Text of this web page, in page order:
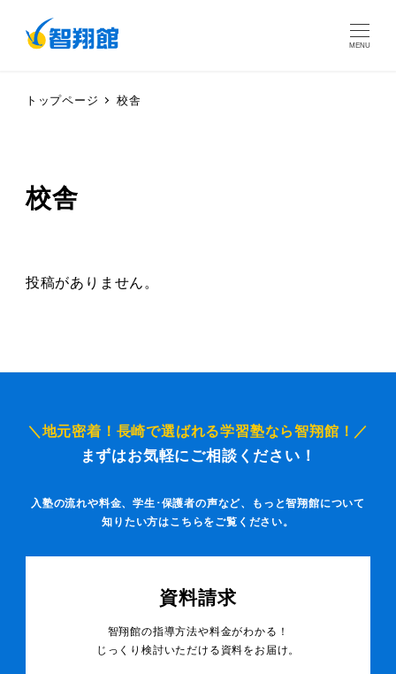
MENU
トップページ 校舎
校舎
投稿がありません。
＼地元密着！長崎で選ばれる学習塾なら智翔館！／
まずはお気軽にご相談ください！
入塾の流れや料金、学生･保護者の声など、もっと智翔館について
知りたい方はこちらをご覧ください。
資料請求
智翔館の指導方法や料金がわかる！
じっくり検討いただける資料をお届け。